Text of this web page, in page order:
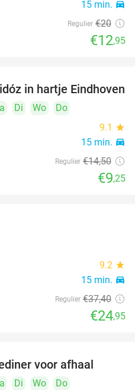
15 min. directions_car
Regulier €20
€12,95
36%
in hartje Eindhoven
Di Wo
Do
9.1 star
15 min. directions_car
Regulier €14,50
€9,25
9.2 star
15 min. directions_car
Regulier €37,40
€24,95
voor afhaal
Di Wo
Do